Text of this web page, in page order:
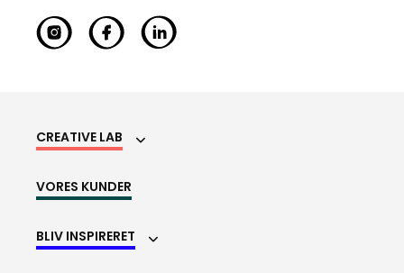
CREATIVE LAB
VORES KUNDER
BLIV INSPIRERET